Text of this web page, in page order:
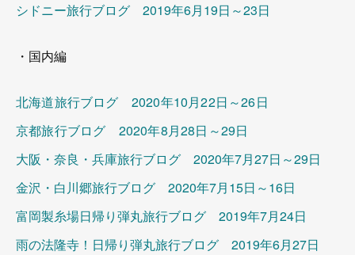
シドニー旅行ブログ 2019年6月19日～23日
・国内編
北海道旅行ブログ 2020年10月22日～26日
京都旅行ブログ 2020年8月28日～29日
大阪・奈良・兵庫旅行ブログ 2020年7月27日～29日
金沢・白川郷旅行ブログ 2020年7月15日～16日
富岡製糸場日帰り弾丸旅行ブログ 2019年7月24日
雨の法隆寺！日帰り弾丸旅行ブログ 2019年6月27日